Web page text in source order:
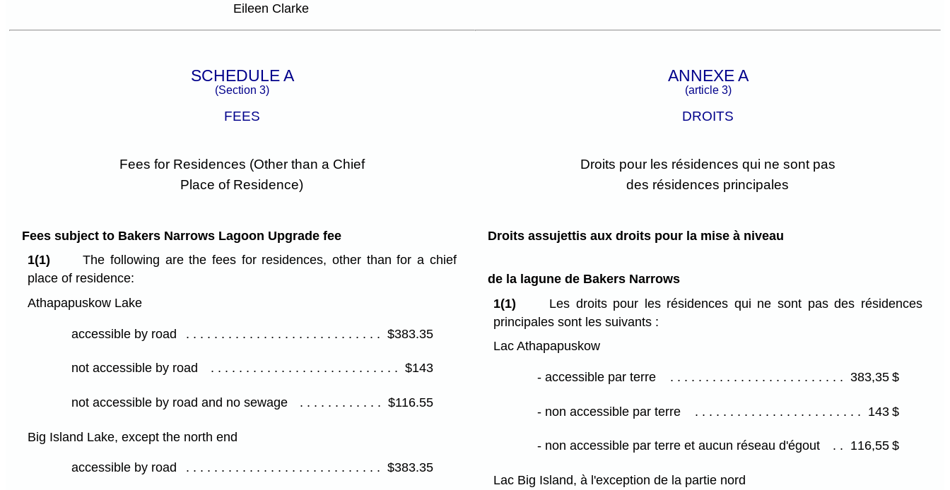
Eileen Clarke
SCHEDULE A
(Section 3)
FEES
ANNEXE A
(article 3)
DROITS
Fees for Residences (Other than a Chief
Place of Residence)
Droits pour les résidences qui ne sont pas
des résidences principales
Fees subject to Bakers Narrows Lagoon Upgrade fee
1(1)
The following are the fees for residences, other than for a chief
place of residence:
Athapapuskow Lake
accessible by road $383.35
not accessible by road $143
not accessible by road and no sewage $116.55
Big Island Lake, except the north end
accessible by road $383.35
Droits assujettis aux droits pour la mise à niveau
de la lagune de Bakers Narrows
1(1)
Les droits pour les résidences qui ne sont pas des résidences
principales sont les suivants :
Lac Athapapuskow
- accessible par terre 383,35 $
- non accessible par terre 143 $
- non accessible par terre et aucun réseau d'égout 116,55 $
Lac Big Island, à l'exception de la partie nord